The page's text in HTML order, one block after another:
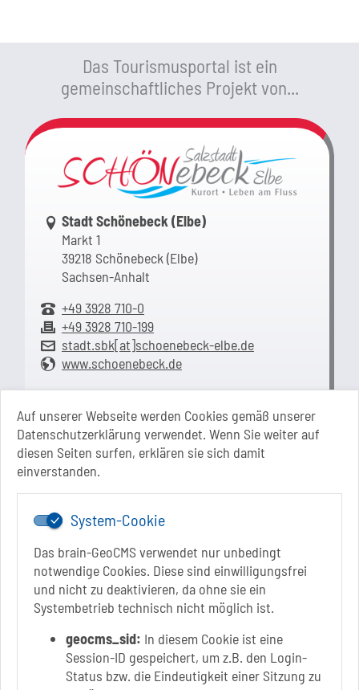
Auf unserer Webseite werden Cookies gemäß unserer
Datenschutzerklärung verwendet. Wenn Sie weiter auf
diesen Seiten surfen, erklären sie sich damit
einverstanden.
System-Cookie
Das brain-GeoCMS verwendet nur unbedingt
notwendige Cookies. Diese sind einwilligungsfrei
und nicht zu deaktivieren, da ohne sie ein
Systembetrieb technisch nicht möglich ist.
geocms_sid: In diesem Cookie ist eine
Session-ID gespeichert, um z.B. den Login-
Status bzw. die Eindeutigkeit einer Sitzung zu
Das Tourismusportal ist ein
gemeinschaftliches Projekt von...
Link zur Google-Maps Navigation
Stadt Schönebeck (Elbe)
Markt 1
39218 Schönebeck (Elbe)
Sachsen-Anhalt
+49 3928 710-0
+49 3928 710-199
stadt.sbk[at]schoenebeck-elbe.de
www.schoenebeck.de
Mo.: 13 Uhr - 15 Uhr
Di.: 9 Uhr - 11.30 Uhr
13 Uhr - 18 Uhr
Do.: 9 Uhr - 11.30 Uhr
Fr.: nach Vereinbarung
Link zur Google-Maps Navigation
SOLEPARK Schönebeck/Bad Salzelmen
Eigenbetrieb der Stadt Schönebeck (Elbe)
Badepark 1
39218 Schönebeck (Elbe)